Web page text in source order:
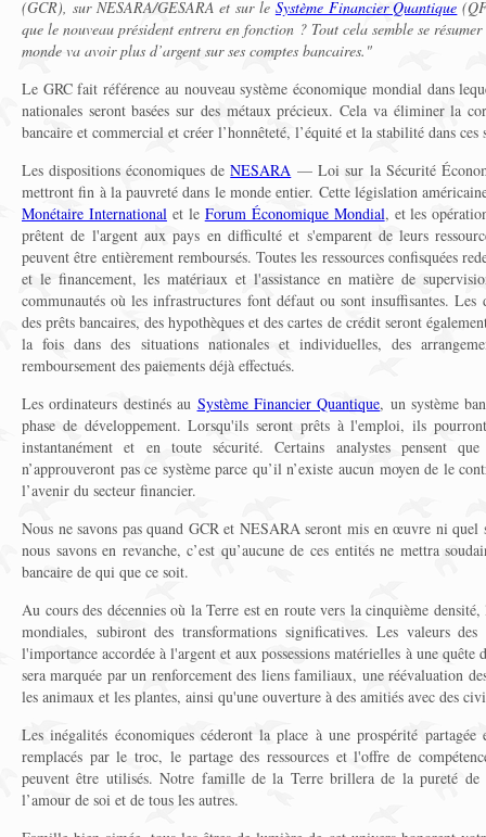
(GCR), sur NESARA/GESARA et sur le Système Financier Quantique
que le nouveau président entrera en fonction ? Tout cela semble se
monde va avoir plus d’argent sur ses comptes bancaires."
Le GRC fait référence au nouveau système économique mondial dans
nationales seront basées sur des métaux précieux. Cela va éliminer la
bancaire et commercial et créer l’honnêteté, l’équité et la stabilité dans ces
Les dispositions économiques deNESARA — Loi sur la Sécurité
mettront fin à la pauvreté dans le monde entier. Cette législation
Monétaire Internationalet le Forum Économique Mondial, et les
prêtent de l'argent aux pays en difficulté et s'emparent de leurs
peuvent être entièrement remboursés. Toutes les ressources confisquées
et le financement, les matériaux et l'assistance en matière de
communautés où les infrastructures font défaut ou sont insuffisantes. Les
des prêts bancaires, des hypothèques et des cartes de crédit seront
la fois dans des situations nationales et individuelles, des
remboursement des paiements déjà effectués.
Les ordinateurs destinés au Système Financier Quantique, un système
phase de développement. Lorsqu'ils seront prêts à l'emploi, ils
instantanément et en toute sécurité. Certains analystes pensent
n’approuveront pas ce système parce qu’il n’existe aucun moyen de le
l’avenir du secteur financier.
Nous ne savons pas quand GCR et NESARA seront mis en œuvre ni quel
nous savons en revanche, c’est qu’aucune de ces entités ne mettra
bancaire de qui que ce soit.
Au cours des décennies où la Terre est en route vers la cinquième
mondiales, subiront des transformations significatives. Les valeurs
l'importance accordée à l'argent et aux possessions matérielles à une quête
sera marquée par un renforcement des liens familiaux, une réévaluation
les animaux et les plantes, ainsi qu'une ouverture à des amitiés avec des
Les inégalités économiques céderont la place à une prospérité partagée
remplacés par le troc, le partage des ressources et l'offre de
peuvent être utilisés. Notre famille de la Terre brillera de la pureté de
l’amour de soi et de tous les autres.